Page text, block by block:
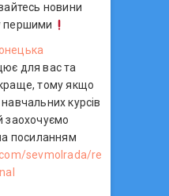
новини
першими
для вас та
тому якщо
курсів
заохочуємо
посиланням
sevmolrada/re